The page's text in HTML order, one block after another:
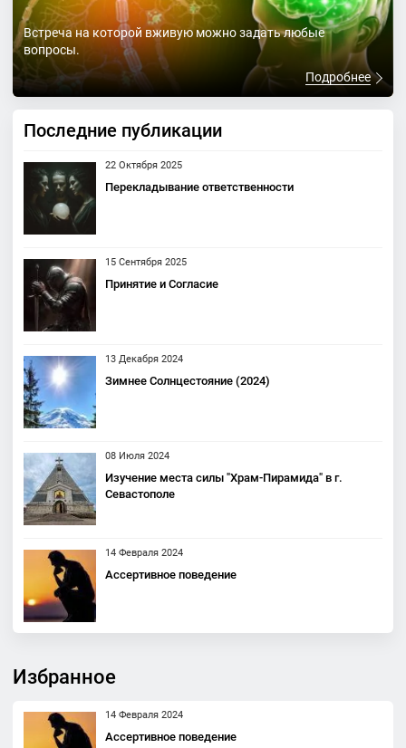
Встреча на которой вживую можно задать любые
вопросы.
Подробнее
Последние публикации
22 Октября 2025
Перекладывание ответственности
15 Сентября 2025
Принятие и Согласие
13 Декабря 2024
Зимнее Солнцестояние (2024)
08 Июля 2024
Изучение места силы "Храм-Пирамида" в г.
Севастополе
14 Февраля 2024
Ассертивное поведение
Избранное
14 Февраля 2024
Ассертивное поведение